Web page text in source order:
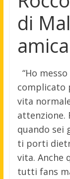
di
amica
“Ho
complicato
vita
attenzione.
quando sei
ti porti
vita. Anche
tutti fans